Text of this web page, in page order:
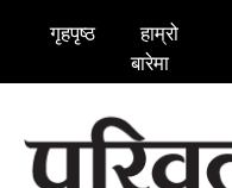
गृहपृष्ठ
हाम्रो
बारेमा